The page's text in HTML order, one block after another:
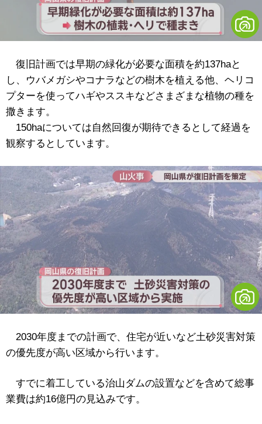
復旧計画では早期の緑化が必要な面積を約137haと
し、ウバメガシやコナラなどの樹木を植える他、ヘリコ
プターを使ってハギやススキなどさまざまな植物の種を
撒きます。
150haについては自然回復が期待できるとして経過を
観察するとしています。
2030年度までの計画で、住宅が近いなど土砂災害対策
の優先度が高い区域から行います。
すでに着工している治山ダムの設置などを含めて総事
業費は約16億円の見込みです。